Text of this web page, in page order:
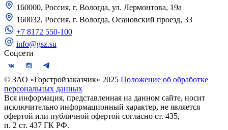
160000, Россия, г. Вологда, ул. Лермонтова, 19а
160032, Россия, г. Вологда, Осановский проезд, 33
+7 8172 550-100
info@gsz.su
Соцсети
© ЗАО «Горстройзаказчик» 2025 Положение об обработке
персональных данных
Вся информация, представленная на данном сайте, носит
исключительно информационный характер, не является
офертой или публичной офертой согласно ст. 435,
п. 2 ст. 437 ГК РФ.